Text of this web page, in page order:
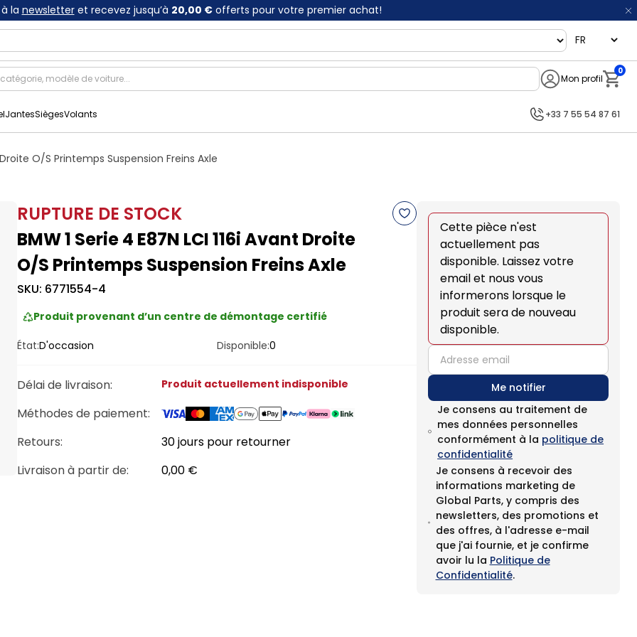
la newsletteret recevez jusqu’à 20,00 €offerts pour votre premier achat!
language
Mon profil
0
JantesSiègesVolants +33 7 55 54 87 61
Droite O/S Printemps Suspension Freins Axle
RUPTURE DE STOCK
BMW 1 Serie 4 E87N LCI 116i Avant Droite
O/S Printemps Suspension Freins Axle
SKU: 6771554-4
Produit provenant d’un centre de démontage certifié
État:D'occasion Disponible:0
Délai de livraison: Produit actuellement indisponible
Méthodes de paiement:
Retours:
30 jours pour retourner
Livraison à partir de: 0,00 €
Cette pièce n'est
actuellement pas
disponible. Laissez votre
email et nous vous
informerons lorsque le
produit sera de nouveau
disponible.
email
Me notifier
Je consens au traitement de
mes données personnelles
conformément à la politique de
confidentialité
Je consens à recevoir des
informations marketing de
Global Parts, y compris des
newsletters, des promotions et
des offres, à l'adresse e-mail
que j'ai fournie, et je confirme
avoir lu la Politique de
Confidentialité.